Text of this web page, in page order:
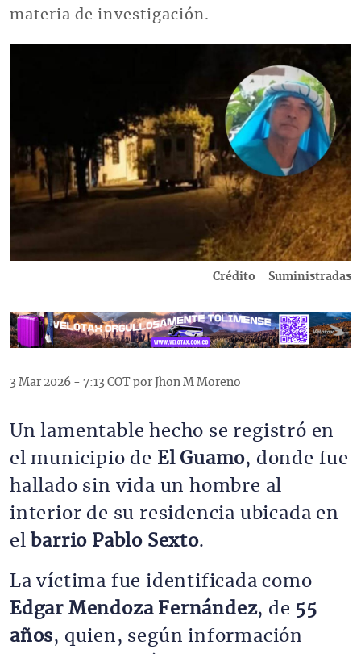
materia de investigación.
Crédito Suministradas
3 Mar 2026 - 7:13 COT por Jhon M Moreno
Un lamentable hecho se registró en
el municipio de El Guamo, donde fue
hallado sin vida un hombre al
interior de su residencia ubicada en
el barrio Pablo Sexto.
La víctima fue identificada como
Edgar Mendoza Fernández, de 55
años, quien, según información